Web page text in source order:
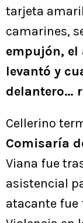
tarjeta
camarines,
empujón, el
levantó y
delantero…
Cellerino
Comisaría
Viana fue
asistencial
atacante fue